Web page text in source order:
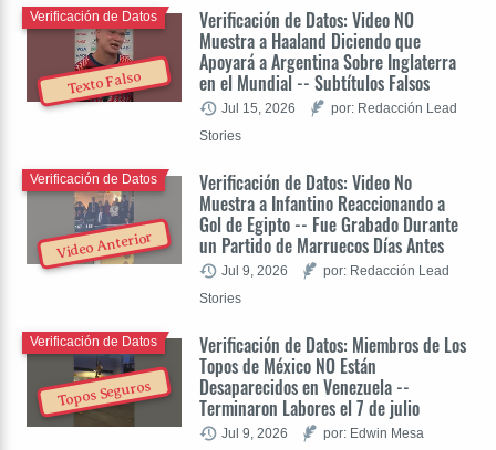
Texto Falso
Verificación de Datos: Video NO
Muestra a Haaland Diciendo que
Apoyará a Argentina Sobre Inglaterra
en el Mundial -- Subtítulos Falsos
Verificación de Datos
Jul 15, 2026
por: Redacción Lead
Stories
Video Anterior
Verificación de Datos: Video No
Muestra a Infantino Reaccionando a
Gol de Egipto -- Fue Grabado Durante
un Partido de Marruecos Días Antes
Verificación de Datos
Jul 9, 2026
por: Redacción Lead
Stories
Topos Seguros
Verificación de Datos: Miembros de Los
Topos de México NO Están
Desaparecidos en Venezuela --
Terminaron Labores el 7 de julio
Verificación de Datos
Jul 9, 2026 por: Edwin Mesa